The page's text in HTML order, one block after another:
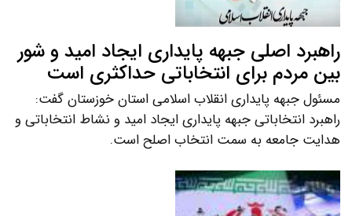
راهبرد اصلی جبهه پایداری ایجاد امید و شور
بین مردم برای انتخاباتی حداکثری است
مسئول جبهه پایداری انقلاب اسلامی استان خوزستان گفت:
راهبرد انتخاباتی جبهه پایداری ایجاد امید و نشاط انتخاباتی و
هدایت جامعه به سمت انتخاب اصلح است.